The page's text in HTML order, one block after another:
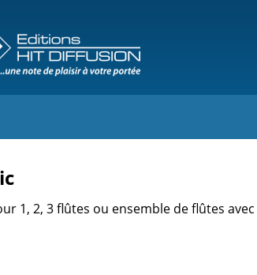
1, 2, 3 flûtes ou ensemble de flûtes